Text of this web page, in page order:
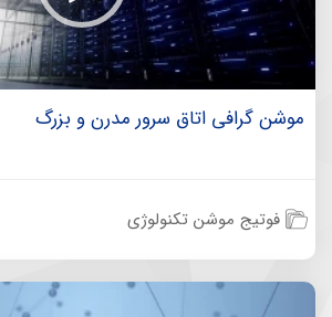
موشن گرافی اتاق سرور مدرن و بزرگ
فوتیج موشن تکنولوژی